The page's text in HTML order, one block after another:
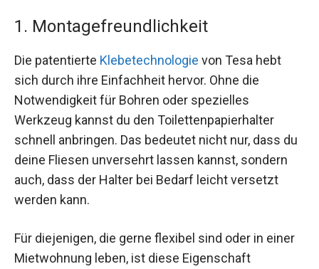
1. Montagefreundlichkeit
Die patentierte Klebetechnologie von Tesa hebt
sich durch ihre Einfachheit hervor. Ohne die
Notwendigkeit für Bohren oder spezielles
Werkzeug kannst du den Toilettenpapierhalter
schnell anbringen. Das bedeutet nicht nur, dass du
deine Fliesen unversehrt lassen kannst, sondern
auch, dass der Halter bei Bedarf leicht versetzt
werden kann.
Für diejenigen, die gerne flexibel sind oder in einer
Mietwohnung leben, ist diese Eigenschaft